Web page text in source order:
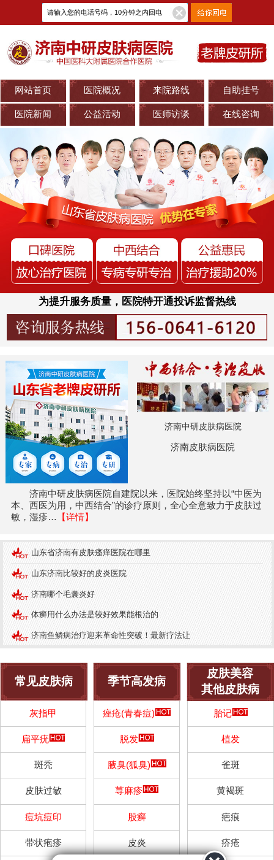
网站首页 医院概况 来院路线 自助挂号
医院新闻 公益活动 医师访谈 在线咨询
为提升服务质量，医院特开通投诉监督热线
济南中研皮肤病医院
济南皮肤病医院
济南中研皮肤病医院自建院以来，医院始终坚持以“中医为
本、西医为用，中西结合”的诊疗原则，全心全意致力于皮肤过
敏，湿疹… 【详情】
山东省济南有皮肤瘙痒医院在哪里
山东济南比较好的皮炎医院
济南哪个毛囊炎好
体癣用什么办法是较好效果能根治的
济南鱼鳞病治疗迎来革命性突破！最新疗法让
常见皮肤病 季节高发病
皮肤美容
其他皮肤病
灰指甲
扁平疣
斑秃
皮肤过敏
痘坑痘印
带状疱疹
痤疮(青春痘)
脱发
腋臭(狐臭)
荨麻疹
股癣
皮炎
胎记
植发
雀斑
黄褐斑
疤痕
疥疮